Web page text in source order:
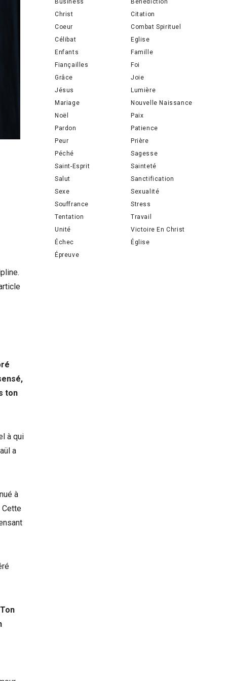
ton
à qui
a
à
Cette
Business
Bénédiction
Christ
Citation
Coeur
Combat Spirituel
Célibat
Eglise
Enfants
Famille
Fiançailles
Foi
Grâce
Joie
Jésus
Lumière
Mariage
Nouvelle Naissance
Noël
Paix
Pardon
Patience
Peur
Prière
Péché
Sagesse
Saint-Esprit
Sainteté
Salut
Sanctification
Sexe
Sexualité
Souffrance
Stress
Tentation
Travail
Unité
Victoire En Christ
Échec
Église
Épreuve